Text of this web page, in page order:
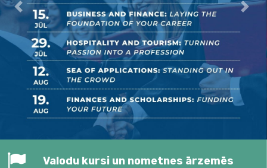
Previous
Valodu kursi un nometnes ārzemēs